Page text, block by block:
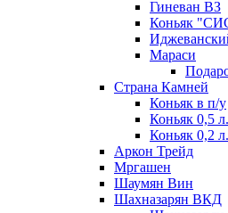
Гиневан ВЗ
Коньяк
Мараси
Страна Камней
Коньяк в п/у
Коньяк 0,5 л.
Коньяк 0,2 л.
Аркон Трейд
Мргашен
Шаумян Вин
Шахназарян ВКД